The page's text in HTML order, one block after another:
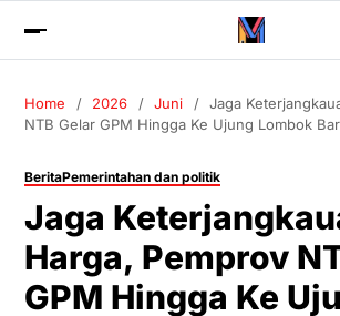
Home 2026 Juni
Jaga
NTB Gelar GPM Hingga Ke Ujung Lombok
BeritaPemerintahan dan politik
Jaga
Harga, Pemprov
GPM Hingga Ke